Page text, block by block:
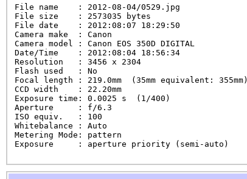
File name    : 2012-08-04/0529.jpg
File size    : 2573035 bytes
File date    : 2012:08:07 18:29:50
Camera make  : Canon
Camera model : Canon EOS 350D DIGITAL
Date/Time    : 2012:08:04 18:56:34
Resolution   : 3456 x 2304
Flash used   : No
Focal length : 219.0mm  (35mm equivalent: 355mm)
CCD width    : 22.20mm
Exposure time: 0.0025 s  (1/400)
Aperture     : f/6.3
ISO equiv.   : 100
Whitebalance : Auto
Metering Mode: pattern
Exposure     : aperture priority (semi-auto)